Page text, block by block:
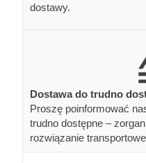
dostawy.
Dostawa do trudno
Proszę poinformować
trudno dostępne –
rozwiązanie